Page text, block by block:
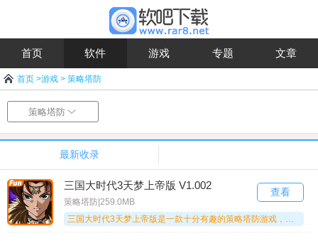
首页 软件 游戏 专题 文章
首页 >游戏 > 策略塔防
策略塔防
最新收录
三国大时代3天梦上帝版 V1.002
策略塔防|259.0MB
三国大时代3天梦上帝版是一款十分有趣的策略塔防游戏，玩家在这款游戏里能够进入一个充满趣味的世界，不仅可以挑选自己心仪的角色开启冒险，还有多样的模式与道具等待玩家去体验，游戏玩法丰富又有趣，喜欢这款游戏的玩家赶紧来三国大时代3天梦上帝版感受一下吧！
查看